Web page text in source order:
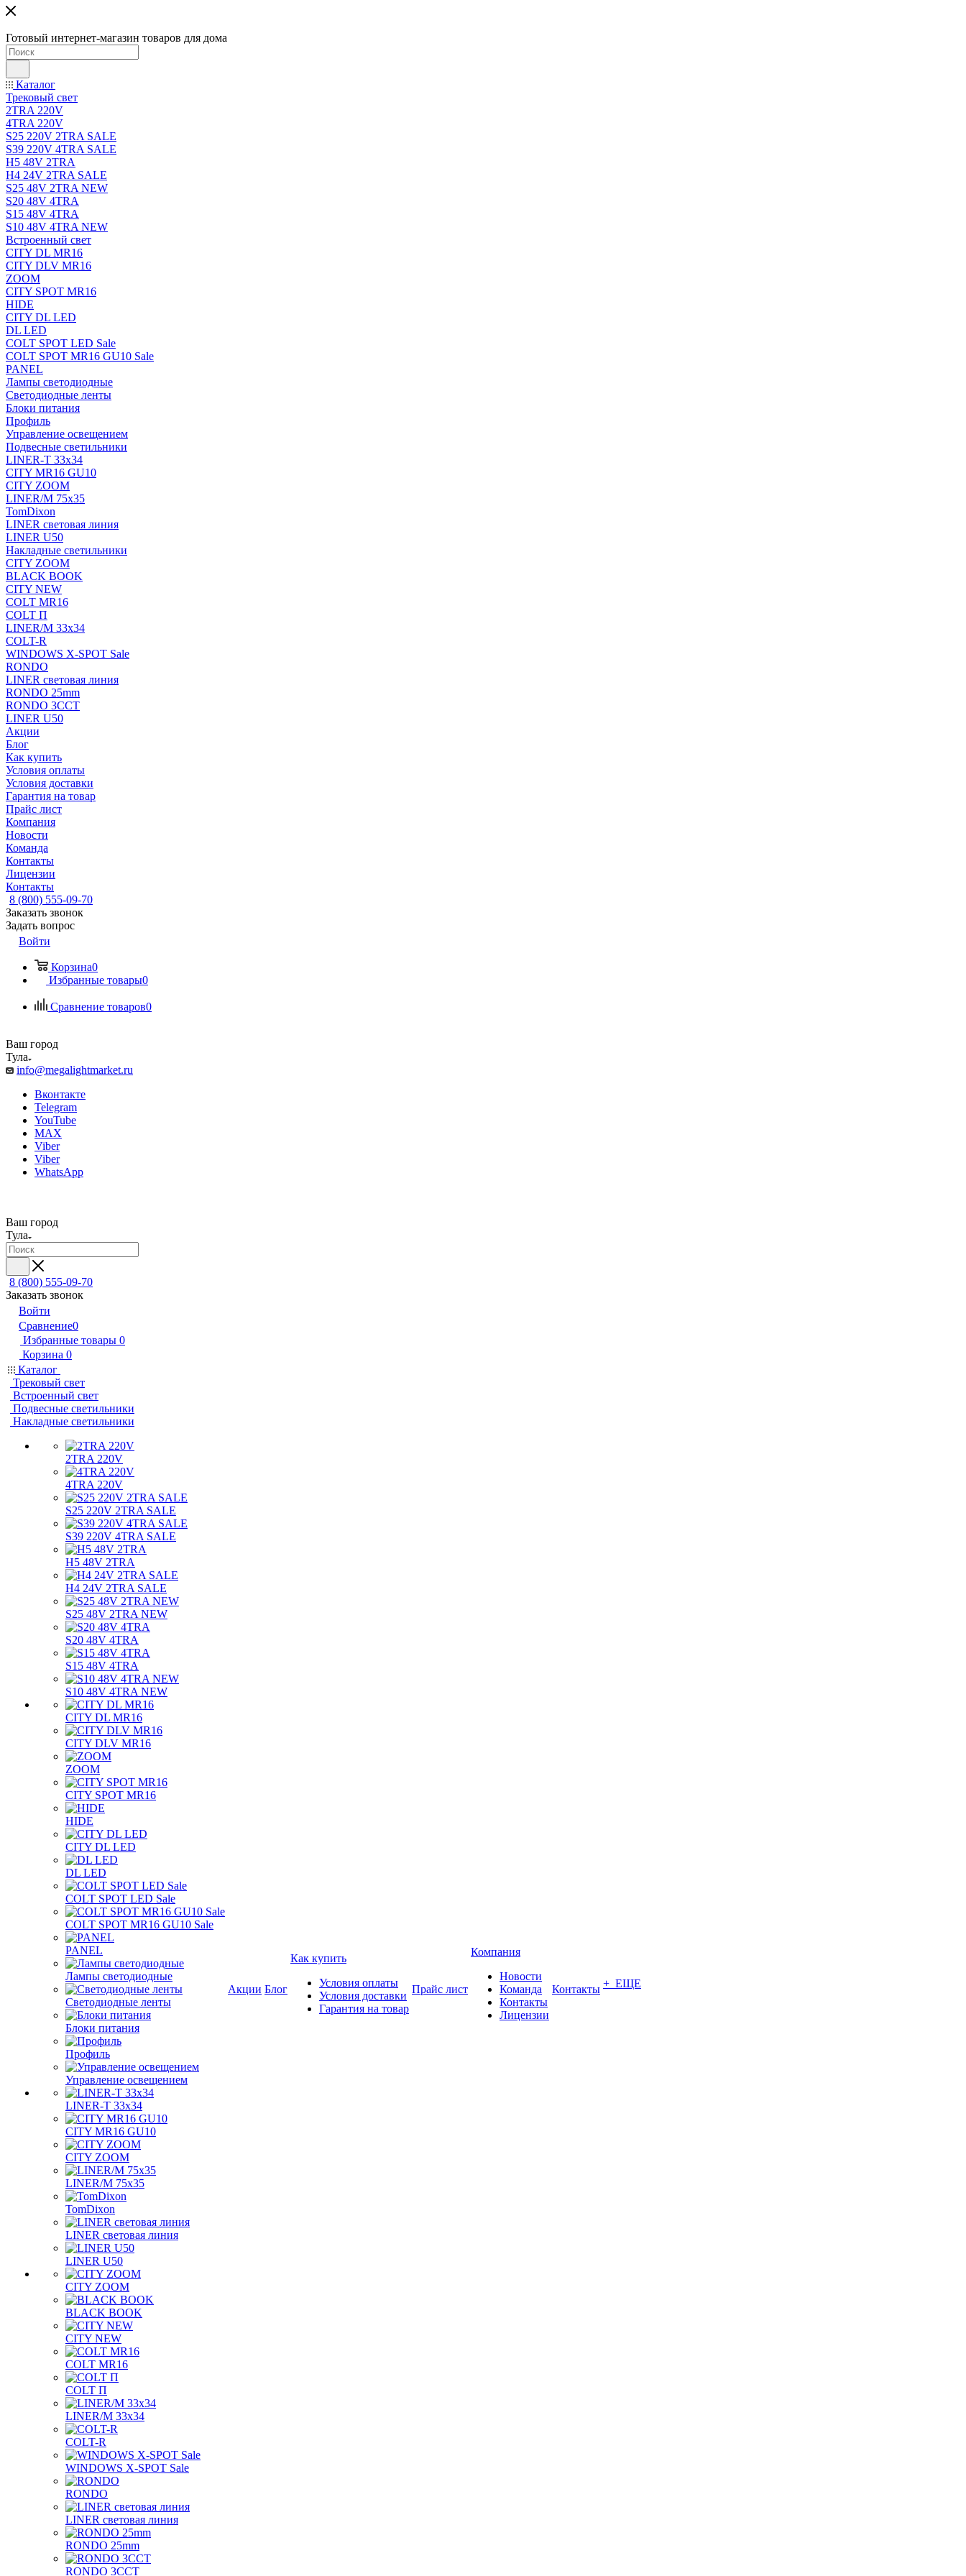
Готовый интернет-магазин товаров для дома
Каталог
Трековый свет
2TRA 220V
4TRA 220V
S25 220V 2TRA SALE
S39 220V 4TRA SALE
H5 48V 2TRA
H4 24V 2TRA SALE
S25 48V 2TRA NEW
S20 48V 4TRA
S15 48V 4TRA
S10 48V 4TRA NEW
Встроенный свет
CITY DL MR16
CITY DLV MR16
ZOOM
CITY SPOT MR16
HIDE
CITY DL LED
DL LED
COLT SPOT LED Sale
COLT SPOT MR16 GU10 Sale
PANEL
Лампы светодиодные
Светодиодные ленты
Блоки питания
Профиль
Управление освещением
Подвесные светильники
LINER-T 33x34
CITY MR16 GU10
CITY ZOOM
LINER/M 75х35
TomDixon
LINER световая линия
LINER U50
Накладные светильники
CITY ZOOM
BLACK BOOK
CITY NEW
COLT MR16
COLT П
LINER/М 33х34
COLT-R
WINDOWS X-SPOT Sale
RONDO
LINER световая линия
RONDO 25mm
RONDO 3CCT
LINER U50
Акции
Блог
Как купить
Условия оплаты
Условия доставки
Гарантия на товар
Прайс лист
Компания
Новости
Команда
Контакты
Лицензии
Контакты
8 (800) 555-09-70
Заказать звонок
Задать вопрос
Войти
Корзина0
Избранные товары0
Сравнение товаров0
Ваш город
Тула
info@megalightmarket.ru
Вконтакте
Telegram
YouTube
MAX
Viber
Viber
WhatsApp
Ваш город
Тула
8 (800) 555-09-70
Заказать звонок
Войти
Сравнение0
Избранные товары 0
Корзина 0
Каталог
Трековый свет
Встроенный свет
Подвесные светильники
Накладные светильники
2TRA 220V
4TRA 220V
S25 220V 2TRA SALE
S39 220V 4TRA SALE
H5 48V 2TRA
H4 24V 2TRA SALE
S25 48V 2TRA NEW
S20 48V 4TRA
S15 48V 4TRA
S10 48V 4TRA NEW
CITY DL MR16
CITY DLV MR16
ZOOM
CITY SPOT MR16
HIDE
CITY DL LED
DL LED
COLT SPOT LED Sale
COLT SPOT MR16 GU10 Sale
PANEL
Лампы светодиодные
Светодиодные ленты
Блоки питания
Профиль
Управление освещением
LINER-T 33x34
CITY MR16 GU10
CITY ZOOM
LINER/M 75х35
TomDixon
LINER световая линия
LINER U50
CITY ZOOM
BLACK BOOK
CITY NEW
COLT MR16
COLT П
LINER/М 33х34
COLT-R
WINDOWS X-SPOT Sale
RONDO
LINER световая линия
RONDO 25mm
RONDO 3CCT
Акции Блог
Как купить
Условия оплаты
Условия доставки
Гарантия на товар
Прайс лист
Компания
Новости
Команда
Контакты
Лицензии
Контакты + ЕЩЕ